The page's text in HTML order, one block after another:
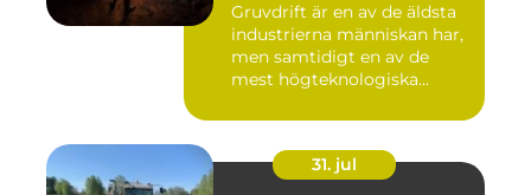
Gruvdrift är en av de äldsta
industrierna människan har,
men samtidigt en av de
mest högteknologiska...
31. jul